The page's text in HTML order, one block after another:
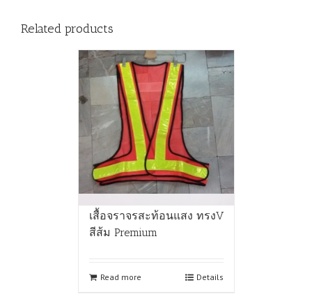
Related products
เสื้อจราจรสะท้อนแสง ทรงV
สีส้ม Premium
Read more Details